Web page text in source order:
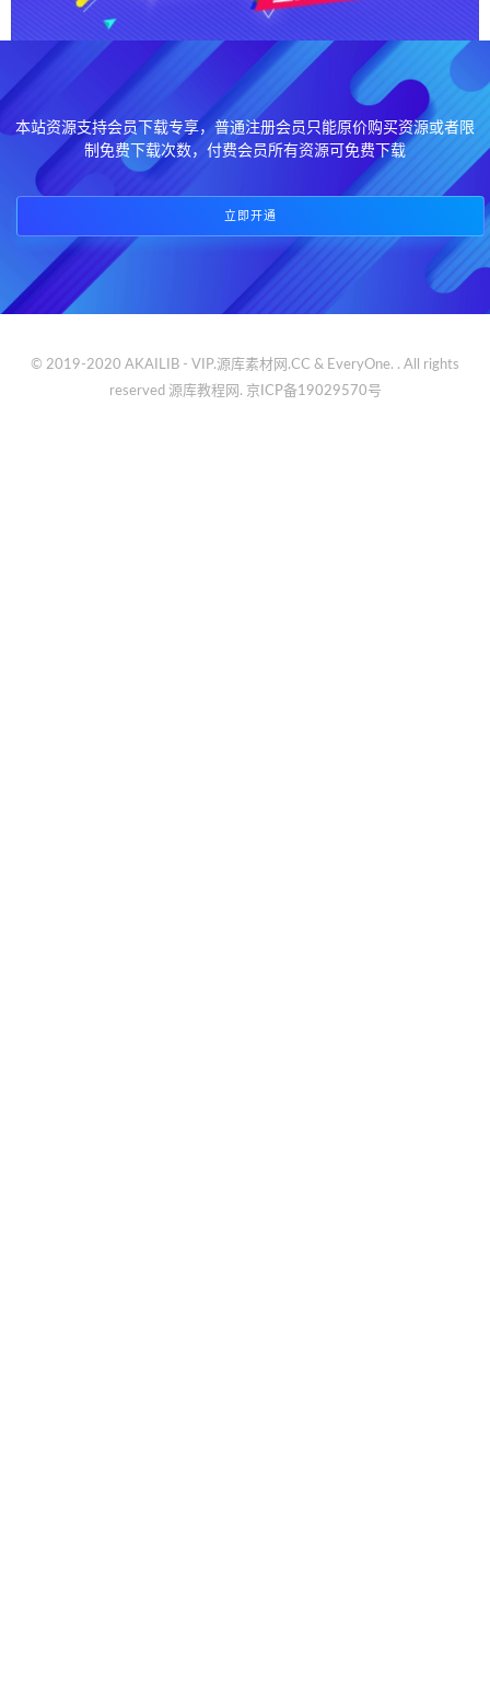
本站资源支持会员下载专享，普通注册会员只能原价购买资源或者限
制免费下载次数，付费会员所有资源可免费下载
立即开通
© 2019-2020 AKAILIB - VIP.源库素材网.CC & EveryOne. . All rights
reserved 源库教程网. 京ICP备19029570号